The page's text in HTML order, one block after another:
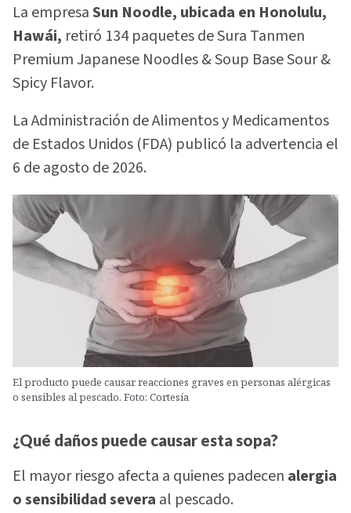
La empresaSun Noodle, ubicada en Honolulu,
Hawái, retiró 134 paquetes de Sura Tanmen
Premium Japanese Noodles & Soup Base Sour &
Spicy Flavor.
La Administración de Alimentos y Medicamentos
de Estados Unidos (FDA) publicó la advertencia el
6 de agosto de 2026.
El producto puede causar reacciones graves en personas alérgicas
o sensibles al pescado. Foto: Cortesía
¿Qué daños puede causar esta sopa?
El mayor riesgo afecta a quienes padecen alergia
o sensibilidad severa al pescado.